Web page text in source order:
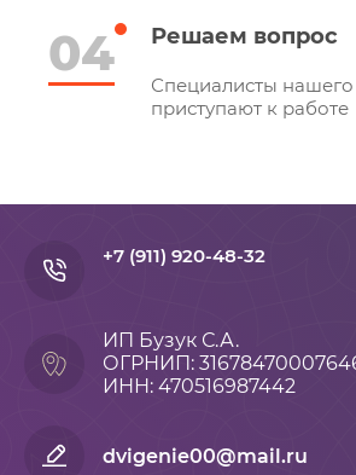
04 Решаем вопрос
Специалисты
приступают к работе
dvigenie00@mail.ru
ИП Бузук С.А.
ОГРНИП:
ИНН: 470516987442
+7 (911) 920-48-32